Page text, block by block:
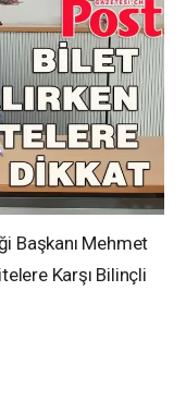
Başkanı Mehmet
Karşı Bilinçli